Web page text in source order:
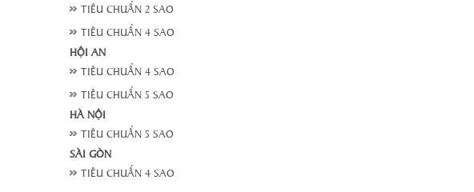
TIÊU CHUẨN 2 SAO
TIÊU CHUẨN 4 SAO
HỘI AN
TIÊU CHUẨN 4 SAO
TIÊU CHUẨN 5 SAO
HÀ NỘI
TIÊU CHUẨN 5 SAO
SÀI GÒN
TIÊU CHUẨN 4 SAO